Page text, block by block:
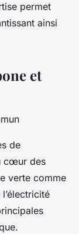
permet
ainsi
et
de
cœur des
verte comme